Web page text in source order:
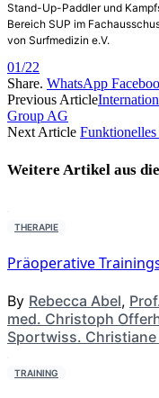
Stand-Up-Paddler und
Bereich SUP im
von Surfmedizin e.V.
01/22
Share. WhatsApp
Previous Article
Group AG
Next Article
Weitere Artikel aus
THERAPIE
Präoperative
By Rebecca Abel,
med. Christoph
Sportwiss. Christiane
TRAINING